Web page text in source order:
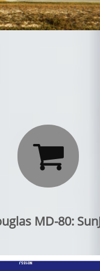

MD-80: